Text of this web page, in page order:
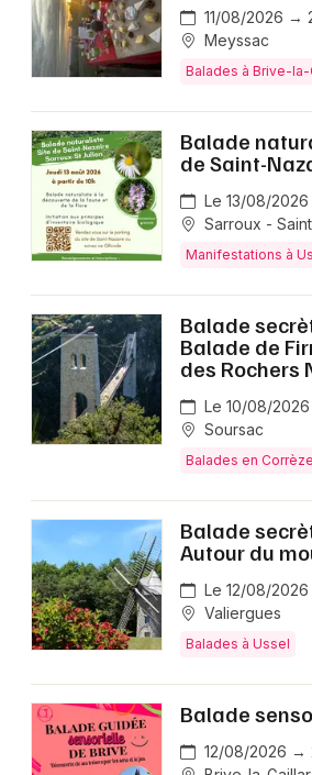
11/08/2026 →
Meyssac
Balades à Brive-la-
Balade
de Saint-
Le 13/08/2026
Sarroux -
Manifestations à
Balade
Balade de
des Rochers
Le 10/08/2026
Soursac
Balades en Corrèze
Balade
Autour du
Le 12/08/2026
Valiergues
Balades à Ussel
Balade
12/08/2026 →